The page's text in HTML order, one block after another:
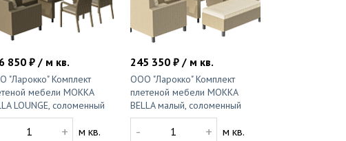
850 ₽ / м кв.
"Ларокко" Комплект
мебели MOKKA
LOUNGE, соломенный
+ м кв.
245 350 ₽ / м кв.
ООО "Ларокко" Комплект
плетеной мебели MOKKA
BELLA малый, соломенный
- + м кв.